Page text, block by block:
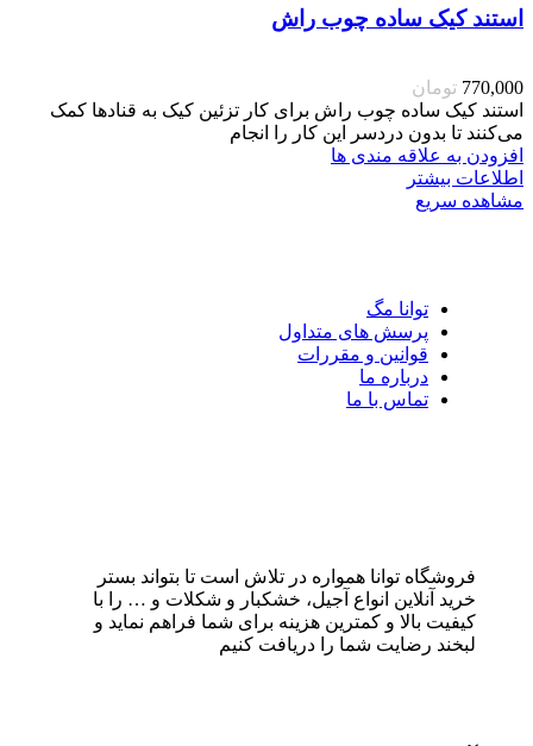
استند کیک ساده چوب راش
770,000 تومان
استند کیک ساده چوب راش برای کار تزئین کیک به قنادها کمک
می‌کنند تا بدون دردسر این کار را انجام
افزودن به علاقه مندی ها
اطلاعات بیشتر
مشاهده سریع
توانا مگ
پرسش های متداول
قوانین و مقررات
درباره ما
تماس با ما
فروشگاه توانا همواره در تلاش است تا بتواند بستر
خرید آنلاین انواع آجیل، خشکبار و شکلات و … را با
کیفیت بالا و کمترین هزینه برای شما فراهم نماید و
لبخند رضایت شما را دریافت کنیم